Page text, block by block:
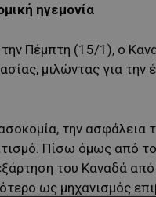
ηγεμονία
Πέμπτη (15/1), ο
μιλώντας για την
την ασφάλεια
Πίσω όμως από
του Καναδά από
ως μηχανισμός